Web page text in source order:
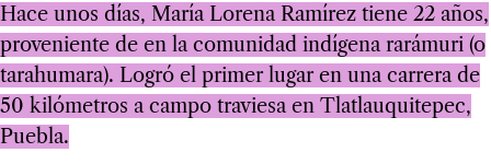
Hace unos días, María Lorena Ramírez tiene 22 años,
proveniente de en la comunidad indígena rarámuri (o
tarahumara). Logró el primer lugar en una carrera de
50 kilómetros a campo traviesa en Tlatlauquitepec,
Puebla.